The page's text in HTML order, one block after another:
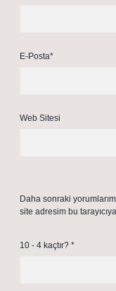
E-Posta*
Web Sitesi
Daha sonraki
site adresim bu
10 - 4 kaçtır? *